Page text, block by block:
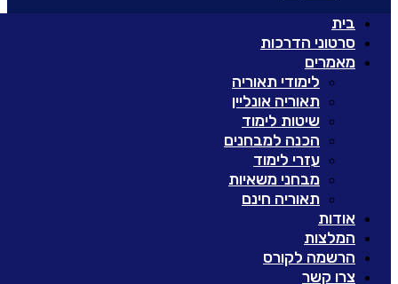
בית
סרטוני הדרכות
מאמרים
לימודי תאוריה
תאוריה אונליין
שיטות לימוד
הכנה למבחנים
עזרי לימוד
מבחני משאיות
תאוריה חינם
אודות
המלצות
הרשמה לקורס
צרו קשר